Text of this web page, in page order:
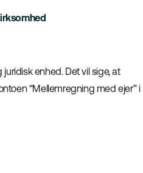
enhed. Det vil sige, at
“Mellemregning med ejer” i